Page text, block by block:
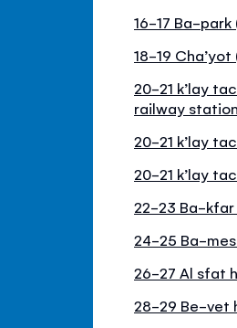
16-17 Ba-park
18-19 Cha’yot
20-21 k’lay
railway
20-21 k’lay
20-21 k’lay
22-23 Ba-kfar
24-25 Ba-
26-27 Al sfat
28-29 Be-vet